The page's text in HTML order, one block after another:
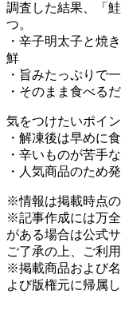
調査した結果、「
つ。
・辛子明太子と焼
鮮
・旨みたっぷりで
・そのまま食べる
気をつけたいポイ
・解凍後は早めに
・辛いものが苦手
・人気商品のため
※情報は掲載時点
※記事作成には万
がある場合は公式
ご了承の上、ご利用
※掲載商品および
よび版権元に帰属し